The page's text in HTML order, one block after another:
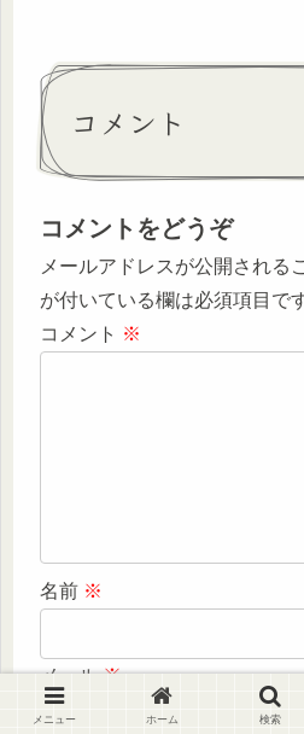
コメント
コメントをどうぞ
メールアドレスが公開される
が付いている欄は必須項目で
コメント ※
名前 ※
メール※
メニュー ホーム 検索